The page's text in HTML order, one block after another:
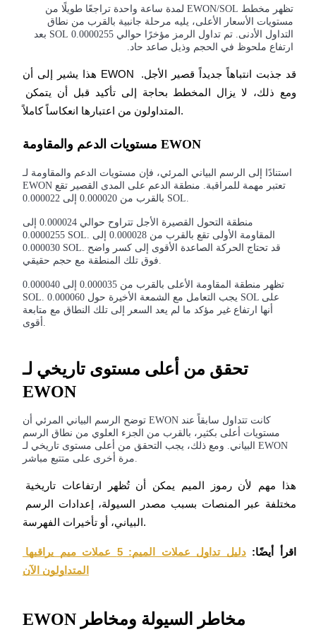
خدمة الاقتراض المدعومة بالعملات المشفرة
احصل على أرباح طويلة الأجل وفوائد مرنة
تعلم الستاكينغ
تعرف على كيفية كسب الدخل السلبي
Bitrue
شركاء بيترو
تظهر مخطط EWON/SOL لمدة ساعة واحدة تراجعًا طويلًا من
مستويات الأسعار الأعلى، يليه مرحلة جانبية بالقرب من نطاق
التداول الأدنى. تم تداول الرمز مؤخرًا حوالي 0.0000255 SOL بعد
ارتفاع ملحوظ في الحجم وذيل صاعد حاد.
هذا يشير إلى أن EWON قد جذبت انتباهاً جديداً قصير الأجل.
المتداولون من اعتبارها انعكاساً كاملاً.
مستويات الدعم والمقاومة EWON
استنادًا إلى الرسم البياني المرئي، فإن مستويات الدعم والمقاومة لـ
EWON تعتبر مهمة للمراقبة. منطقة الدعم على المدى القصير تقع
بالقرب من 0.000020 إلى 0.000022 SOL.
منطقة التحول القصيرة الأجل تتراوح حوالي 0.000024 إلى
0.0000255 SOL. المقاومة الأولى تقع بالقرب من 0.000028 إلى
0.000030 SOL. قد تحتاج الحركة الصاعدة الأقوى إلى كسر واضح
فوق تلك المنطقة مع حجم حقيقي.
تظهر منطقة المقاومة الأعلى بالقرب من 0.000035 إلى 0.000040
SOL. يجب التعامل مع الشمعة الأخيرة حول 0.000060 SOL على
أنها ارتفاع غير مؤكد ما لم يعد السعر إلى تلك النطاق مع متابعة
أقوى.
تحقق من أعلى مستوى تاريخي لـ
EWON
توضح الرسم البياني المرئي أن EWON كانت تتداول سابقاً عند
مستويات أعلى بكثير، بالقرب من الجزء العلوي من نطاق الرسم
البياني. ومع ذلك، يجب التحقق من أعلى مستوى تاريخي لـ EWON
مرة أخرى على متتبع مباشر.
البياني، أو تأخيرات الفهرسة.
اقرأ أيضًا:
المتداولون الآن
EWON مخاطر السيولة ومخاطر